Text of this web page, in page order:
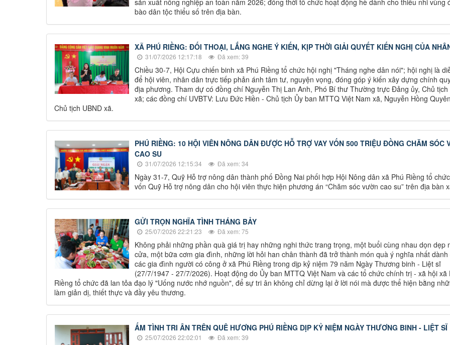
sản xuất nông nghiệp an toàn năm 2026; đồng thời tổ chức hoạt động hè dành cho thiếu nhi vùng
bào dân tộc thiểu số trên địa bàn.
XÃ PHÚ RIỀNG: ĐỐI THOẠI, LẮNG NGHE Ý KIẾN, KỊP THỜI GIẢI QUYẾT KIẾN NGHỊ CỦA
31/07/2026 12:17:18 Đã xem: 39
Chiều 30-7, Hội Cựu chiến binh xã Phú Riềng tổ chức hội nghị "Tháng nghe dân nói"; hội nghị là
để hội viên, nhân dân trực tiếp phản ánh tâm tư, nguyện vọng, đóng góp ý kiến xây dựng chính
địa phương. Tham dự có đồng chí Nguyễn Thị Lan Anh, Phó Bí thư Thường trực Đảng ủy, Chủ
xã; các đồng chí UVBTV: Lưu Đức Hiền - Chủ tịch Ủy ban MTTQ Việt Nam xã, Nguyễn Hồng
Chủ tịch UBND xã.
PHÚ RIỀNG: 10 HỘI VIÊN NÔNG DÂN ĐƯỢC HỖ TRỢ VAY VỐN 500 TRIỆU ĐỒNG CHĂM SÓC
CAO SU
31/07/2026 12:15:34 Đã xem: 34
Ngày 31-7, Quỹ Hỗ trợ nông dân thành phố Đồng Nai phối hợp Hội Nông dân xã Phú Riềng tổ
vốn Quỹ Hỗ trợ nông dân cho hội viên thực hiện phương án “Chăm sóc vườn cao su” trên địa bàn
GỬI TRỌN NGHĨA TÌNH THÁNG BẢY
25/07/2026 22:21:23 Đã xem: 75
Không phải những phần quà giá trị hay những nghi thức trang trọng, một buổi cùng nhau dọn dẹp
cửa, một bữa cơm gia đình, những lời hỏi han chân thành đã trở thành món quà ý nghĩa nhất dành
các gia đình người có công ở xã Phú Riềng trong dịp kỷ niệm 79 năm Ngày Thương binh - Liệt sĩ
(27/7/1947 - 27/7/2026). Hoạt động do Ủy ban MTTQ Việt Nam và các tổ chức chính trị - xã hội xã
Riềng tổ chức đã lan tỏa đạo lý "Uống nước nhớ nguồn", để sự tri ân không chỉ dừng lại ở lời nói mà được thể hiện bằng
làm giản dị, thiết thực và đầy yêu thương.
ẤM TÌNH TRI ÂN TRÊN QUÊ HƯƠNG PHÚ RIỀNG DỊP KỶ NIỆM NGÀY THƯƠNG BINH - LIỆT SĨ
25/07/2026 22:02:01 Đã xem: 39